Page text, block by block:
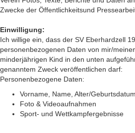
Zwecke der Öffentlichkeitsund
Einwilligung:
Ich willige ein, dass der SV Eberhardzell
personenbezogenen Daten von mir/
minderjährigen Kind in den unten
genanntem Zweck veröffentlichen darf:
Personenbezogene Daten:
Vorname, Name, Alter/Geburtsdatum
Foto & Videoaufnahmen
Sport- und Wettkampfergebnisse